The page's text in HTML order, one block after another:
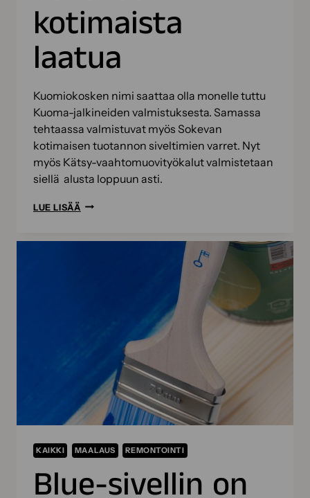
kotimaista
laatua
Kuomiokosken nimi saattaa olla monelle tuttu
Kuoma-jalkineiden valmistuksesta. Samassa
tehtaassa valmistuvat myös Sokevan
kotimaisen tuotannon siveltimien varret. Nyt
myös Kätsy-vaahtomuovityökalut valmistetaan
siellä alusta loppuun asti.
LUE LISÄÄ KÄTSY-
KAIKKI MAALAUS REMONTOINTI
Blue-sivellin on